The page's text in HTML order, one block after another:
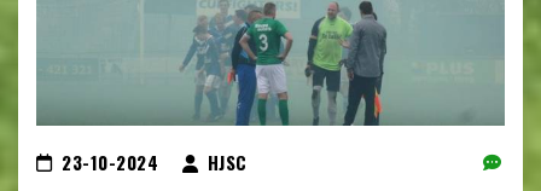
23-10-2024 HJSC